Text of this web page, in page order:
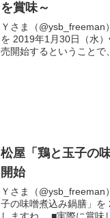
を賞味～
Ｙさま（@ysb_freeman）です。 すき家が 「食べ
を 2019年1月30日（水
松屋「鶏と玉子の
開始
Ｙさま（@ysb_freeman）です。 松屋が 松鍋シリ
子の味噌煮込み鍋膳」